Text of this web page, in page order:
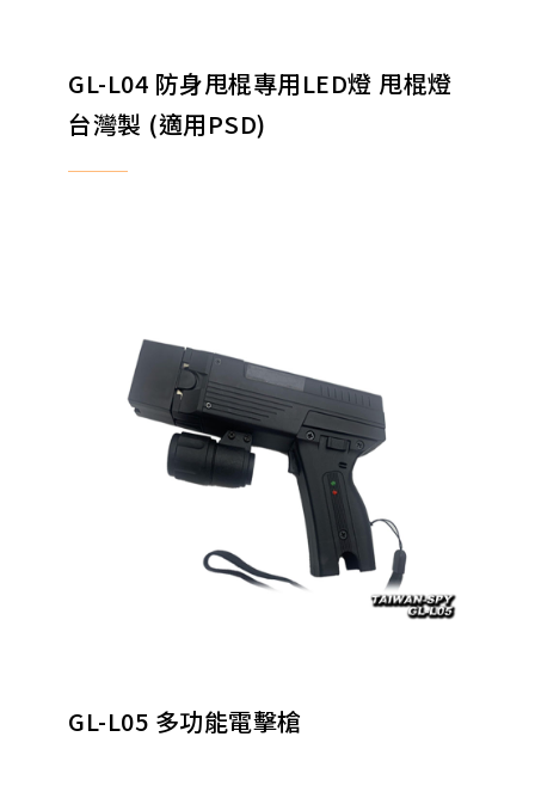
GL-L04 防身甩棍專用LED燈 甩棍燈
台灣製 (適用PSD)
GL-L05 多功能電擊槍